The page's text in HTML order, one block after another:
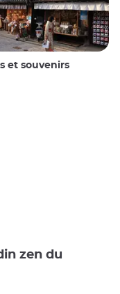
et souvenirs
zen du